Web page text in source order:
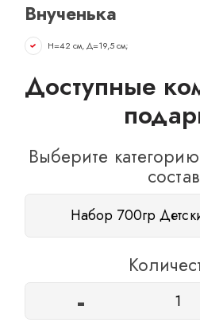
КОНТАКТЫ
Внученька
Н=42 см, Д=19,5 см;
Доступные
Выберите
Набор 700гр
-